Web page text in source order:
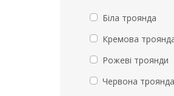
Біла троянда
Кремова
Рожеві троянди
Червона троянда